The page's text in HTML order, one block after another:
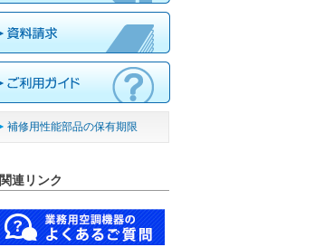
補修用性能部品の保有期限
関連リンク